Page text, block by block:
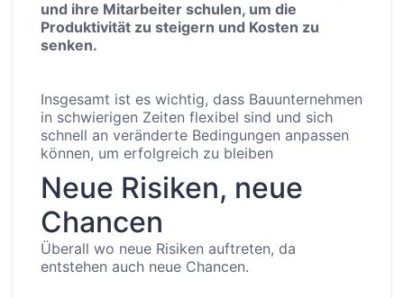
und ihre Mitarbeiter schulen, um die
Produktivität zu steigern und Kosten zu
senken.
Insgesamt ist es wichtig, dass Bauunternehmen
in schwierigen Zeiten flexibel sind und sich
schnell an veränderte Bedingungen anpassen
können, um erfolgreich zu bleiben
Neue Risiken, neue
Chancen
Überall wo neue Risiken auftreten, da
entstehen auch neue Chancen.